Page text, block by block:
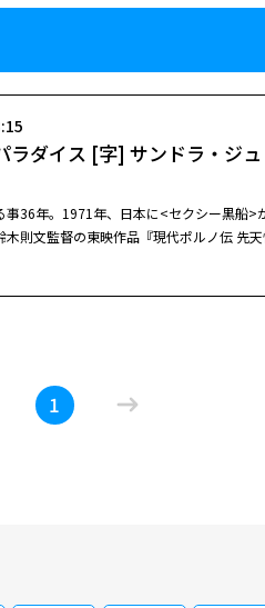
ラダイス [字] サンドラ・ジ
事36年。1971年、日本に<セクシー黒船>
則文監督の東映作品『現代ポルノ伝 先
力を惜しみなく披露した彼女の、『徳川
事36年。1971年、日本に<セクシー黒船>
1